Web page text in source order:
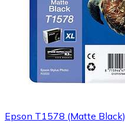
Epson T1578 (Matte Black)